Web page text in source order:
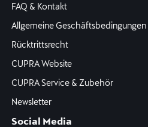
FAQ & Kontakt
Allgemeine Geschäftsbedingungen
Rücktrittsrecht
CUPRA Website
CUPRA Service & Zubehör
Newsletter
Social Media